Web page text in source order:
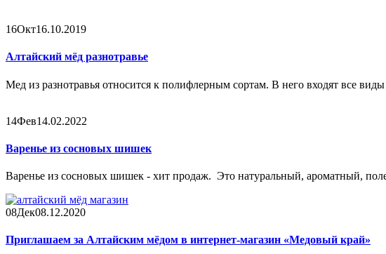
16Окт16.10.2019
Алтайский мёд разнотравье
Мед из разнотравья относится к полифлерным сортам. В него входят все
14Фев14.02.2022
Варенье из сосновых шишек
Варенье из сосновых шишек - хит продаж. Это натуральный, ароматный,
08Дек08.12.2020
Приглашаем за Алтайским мёдом в интернет-магазин «Медовый край»